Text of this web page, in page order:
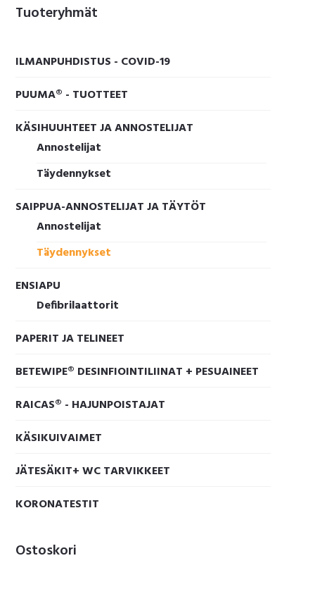
Ensisijainen
Tuoteryhmät
ILMANPUHDISTUS - COVID-19
PUUMA® - TUOTTEET
KÄSIHUUHTEET JA ANNOSTELIJAT
Annostelijat
Täydennykset
SAIPPUA-ANNOSTELIJAT JA TÄYTÖT
Annostelijat
Täydennykset
ENSIAPU
Defibrilaattorit
PAPERIT JA TELINEET
BETEWIPE® DESINFIOINTILIINAT + PESUAINEET
RAICAS® - HAJUNPOISTAJAT
KÄSIKUIVAIMET
JÄTESÄKIT+ WC TARVIKKEET
KORONATESTIT
Ostoskori